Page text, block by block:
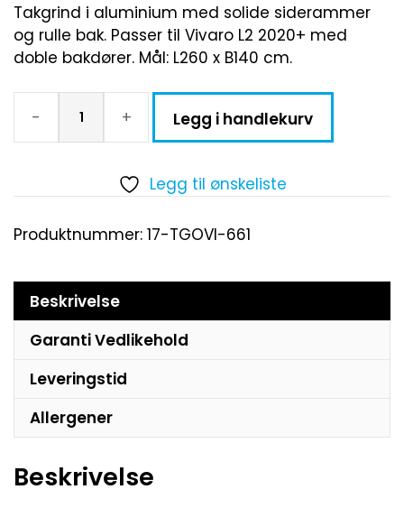
Takgrind i aluminium med solide siderammer
og rulle bak. Passer til Vivaro L2 2020+ med
doble bakdører. Mål: L260 x B140 cm.
- + Legg i handlekurv
Legg til ønskeliste
Produktnummer: 17-TGOVI-661
Beskrivelse
Garanti Vedlikehold
Leveringstid
Allergener
Beskrivelse